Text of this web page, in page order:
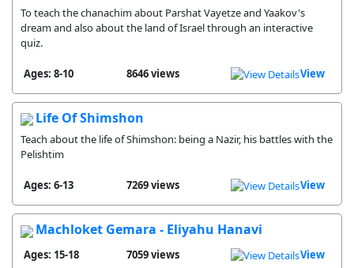
To teach the chanachim about Parshat Vayetze and Yaakov's
dream and also about the land of Israel through an interactive
quiz.
Ages: 8-10 8646 views View
Life Of Shimshon
Teach about the life of Shimshon: being a Nazir, his battles with the
Pelishtim
Ages: 6-13 7269 views View
Machloket Gemara - Eliyahu Hanavi
Ages: 15-18 7059 views View